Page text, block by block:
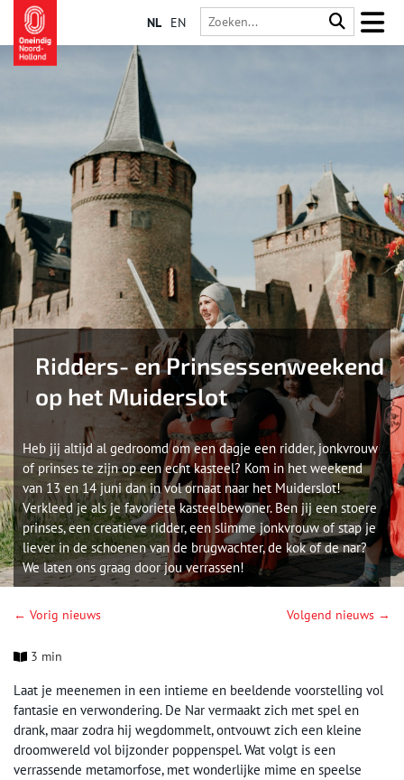
NL EN
Ridders- en Prinsessenweekend
op het Muiderslot
Heb jij altijd al gedroomd om een dagje een ridder, jonkvrouw
of prinses te zijn op een echt kasteel? Kom in het weekend
van 13 en 14 juni dan in vol ornaat naar het Muiderslot!
Verkleed je als je favoriete kasteelbewoner. Ben jij een stoere
prinses, een creatieve ridder, een slimme jonkvrouw of stap je
liever in de schoenen van de brugwachter, de kok of de nar?
We laten ons graag door jou verrassen!
← Vorig nieuws Volgend nieuws →
3 min
Laat je meenemen in een intieme en beeldende voorstelling vol
fantasie en verwondering. De Nar vermaakt zich met spel en
drank, maar zodra hij wegdommelt, ontvouwt zich een kleine
droomwereld vol bijzonder poppenspel. Wat volgt is een
verrassende metamorfose, met wonderlijke mime en speelse